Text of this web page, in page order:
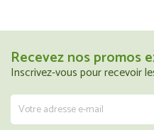
Recevez nos promos
Inscrivez-vous pour recevoir